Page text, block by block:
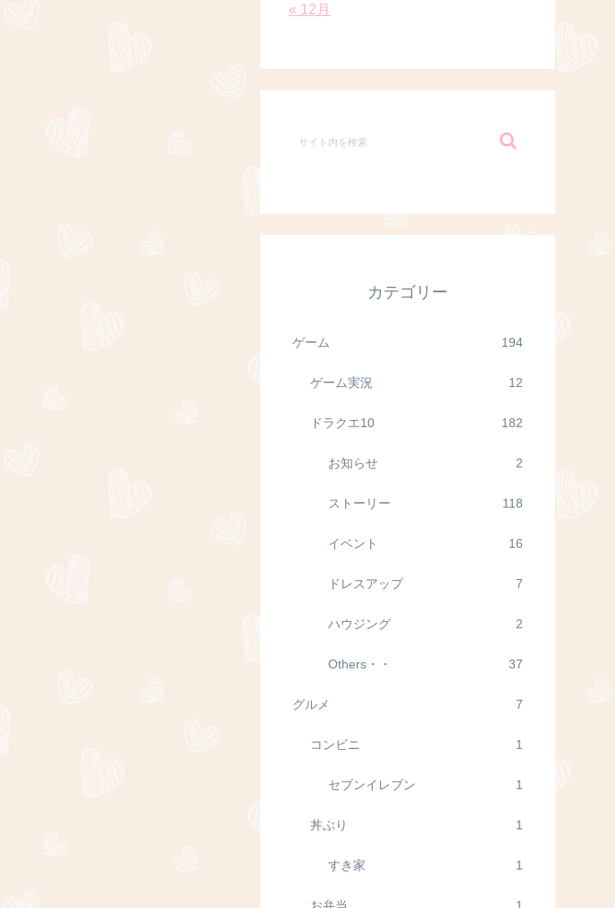
« 12月
カテゴリー
ゲーム 194
ゲーム実況 12
ドラクエ10 182
お知らせ 2
ストーリー 118
イベント 16
ドレスアップ 7
ハウジング 2
Others・・ 37
グルメ 7
コンビニ 1
セブンイレブン 1
丼ぶり 1
すき家 1
お弁当 1